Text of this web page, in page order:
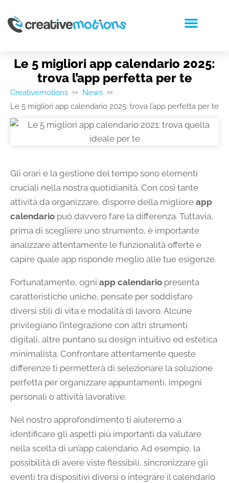
Le 5 migliori app calendario 2025:
trova l’app perfetta per te
Creativemotions >> News >>
Le 5 migliori app calendario 2025: trova l’app perfetta per te
Gli orari e la gestione del tempo sono elementi
cruciali nella nostra quotidianità. Con così tante
attività da organizzare, disporre della migliore app
calendario può davvero fare la differenza. Tuttavia,
prima di scegliere uno strumento, è importante
analizzare attentamente le funzionalità offerte e
capire quale app risponde meglio alle tue esigenze.
Fortunatamente, ogni app calendario presenta
caratteristiche uniche, pensate per soddisfare
diversi stili di vita e modalità di lavoro. Alcune
privilegiano l’integrazione con altri strumenti
digitali, altre puntano su design intuitivo ed estetica
minimalista. Confrontare attentamente queste
differenze ti permetterà di selezionare la soluzione
perfetta per organizzare appuntamenti, impegni
personali o attività lavorative.
Nel nostro approfondimento ti aiuteremo a
identificare gli aspetti più importanti da valutare
nella scelta di un’app calendario. Ad esempio, la
possibilità di avere viste flessibili, sincronizzare gli
eventi tra dispositivi diversi o integrare il calendario